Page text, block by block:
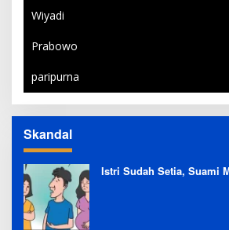
Wiyadi
Prabowo
paripurna
Skandal
Istri Sudah Setia, Suami